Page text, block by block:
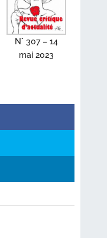
N° 307 – 14
mai 2023